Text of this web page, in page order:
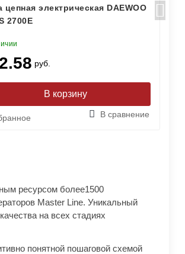
цепная электрическая DAEWOO
2700E
руб.
В сравнение
ресурсом более1500
Master Line. Уникальный
на всех стадиях
понятной пошаговой схемой